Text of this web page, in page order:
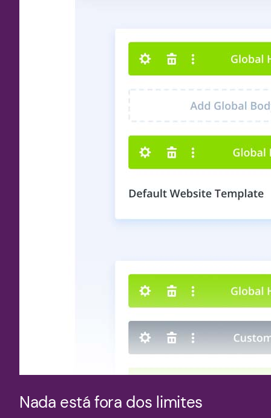
Nada está fora dos limites